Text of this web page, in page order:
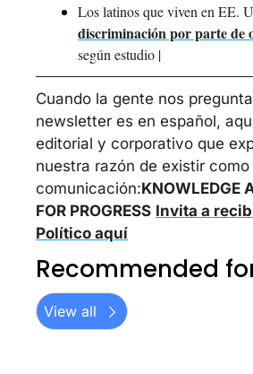
Los latinos que viven en EE.
discriminación por parte de
según estudio |
Cuando la gente nos
newsletter es en español,
editorial y corporativo que
nuestra razón de existir como
comunicación:KNOWLEDGE
FOR PROGRESS Invita a
Político aquí
Recommended
View all